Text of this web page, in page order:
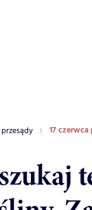
przesądy 17